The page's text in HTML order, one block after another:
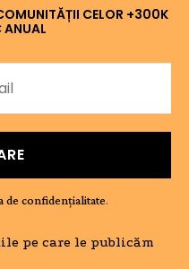
CELOR +300K
ANUAL
de confidențialitate.
pe care le publicăm